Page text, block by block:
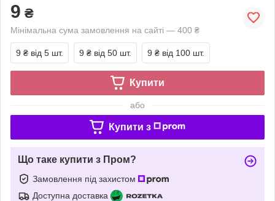
9 ₴
Мінімальна сума замовлення на сайті — 400 ₴
9 ₴ від 5 шт. 9 ₴ від 50 шт. 9 ₴ від 100 шт.
Купити
або
Купити з
Що таке купити з Пром?
Замовлення під захистом
Доступна доставка